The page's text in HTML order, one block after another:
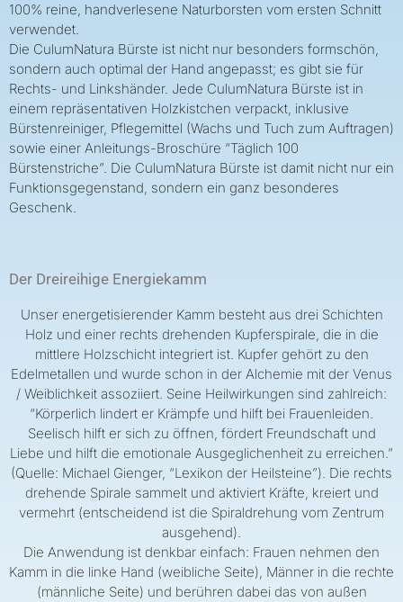
100% reine, handverlesene Naturborsten vom ersten Schnitt
verwendet.
Die CulumNatura Bürste ist nicht nur besonders formschön,
sondern auch optimal der Hand angepasst; es gibt sie für
Rechts- und Linkshänder. Jede CulumNatura Bürste ist in
einem repräsentativen Holzkistchen verpackt, inklusive
Bürstenreiniger, Pflegemittel (Wachs und Tuch zum Auftragen)
sowie einer Anleitungs-Broschüre “Täglich 100
Bürstenstriche”. Die CulumNatura Bürste ist damit nicht nur ein
Funktionsgegenstand, sondern ein ganz besonderes
Geschenk.
Der Dreireihige Energiekamm
Unser energetisierender Kamm besteht aus drei Schichten
Holz und einer rechts drehenden Kupferspirale, die in die
mittlere Holzschicht integriert ist. Kupfer gehört zu den
Edelmetallen und wurde schon in der Alchemie mit der Venus
/ Weiblichkeit assoziiert. Seine Heilwirkungen sind zahlreich:
“Körperlich lindert er Krämpfe und hilft bei Frauenleiden.
Seelisch hilft er sich zu öffnen, fördert Freundschaft und
Liebe und hilft die emotionale Ausgeglichenheit zu erreichen.”
(Quelle: Michael Gienger, “Lexikon der Heilsteine”). Die rechts
drehende Spirale sammelt und aktiviert Kräfte, kreiert und
vermehrt (entscheidend ist die Spiraldrehung vom Zentrum
ausgehend).
Die Anwendung ist denkbar einfach: Frauen nehmen den
Kamm in die linke Hand (weibliche Seite), Männer in die rechte
(männliche Seite) und berühren dabei das von außen